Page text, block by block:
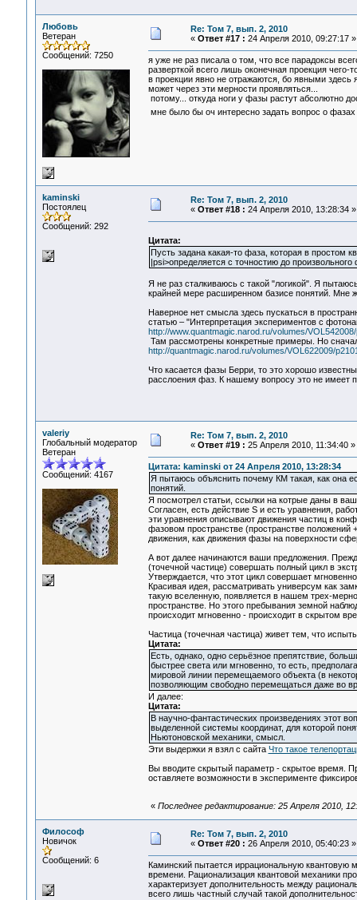
Любовь
Ветеран
Сообщений: 7250
Re: Том 7, вып. 2, 2010
« Ответ #17 : 24 Апреля 2010, 09:27:17 »
я уже не раз писала о том, что все парадоксы
разверткой всего лишь оконечная проекция
в проекции явно не отражаются, бо явными здесь
может через эти мерности проявляться...
потому... откуда ноги у фазы растут абсолютно
мне было бы оч интересно задать вопрос о
kaminski
Постоялец
Сообщений: 292
Re: Том 7, вып. 2, 2010
« Ответ #18 : 24 Апреля 2010, 13:28:34 »
Цитата:
Пусть задана какая-то фаза, которая в
|psi>определяется с точностию до
Я не раз сталкиваюсь с такой "логикой". Я
крайней мере расширенном базисе понятий. Мне
Наверное нет смысла здесь пускаться в
статью – "Интерпретация экспериментов с
http://www.quantmagic.narod.ru/volumes/
Там рассмотрены конкретные примеры. Но
http://quantmagic.narod.ru/volumes/VOL622009/
Что касается фазы Берри, то это хорошо
расслоения фаз. К нашему вопросу это не имеет
valeriy
Глобальный модератор
Ветеран
Сообщений: 4167
Re: Том 7, вып. 2, 2010
« Ответ #19 : 25 Апреля 2010, 11:34:40 »
Цитата: kaminski от 24 Апреля 2010, 13:28:34
Я пытаюсь объяснить почему КМ такая, как она
понятий.
Я посмотрел статьи, ссылки на котрые даны в
Согласен, есть действие S и есть уравнения,
эти уравнения описывают движения частиц в
фазовом пространстве (пространстве
движения, как движения фазы на поверхности
А вот далее начинаются ваши предложения.
(точечной частице) совершать полный цикл в
Утверждается, что этот цикл совершает
Красивая идея, рассматривать универсум как
такую вселенную, появляется в нашем трех-
пространстве. Но этого пребывания земной
происходит мгновенно - происходит в скрытом
Частица (точечная частица) живет тем, что
Цитата:
Есть, однако, одно серьёзное препятствие,
быстрее света или мгновенно, то есть,
мировой линии перемещаемого объекта (в
позволяющим свободно перемещаться даже во
И далее:
Цитата:
В научно-фантастических произведениях этот
выделенной системы координат, для которой
Ньютоновской механики, смысл.
Эти выдержки я взял с сайта Что такое
Вы вводите скрытый параметр - скрытое время.
оставляете возможности в эксперименте
« Последнее редактирование: 25 Апреля 2010,
Философ
Новичок
Сообщений: 6
Re: Том 7, вып. 2, 2010
« Ответ #20 : 26 Апреля 2010, 05:40:23 »
Каминский пытается иррациональную квантовую
времени. Рационализация квантовой механики
характеризует дополнительность между
всего лишь частный случай такой